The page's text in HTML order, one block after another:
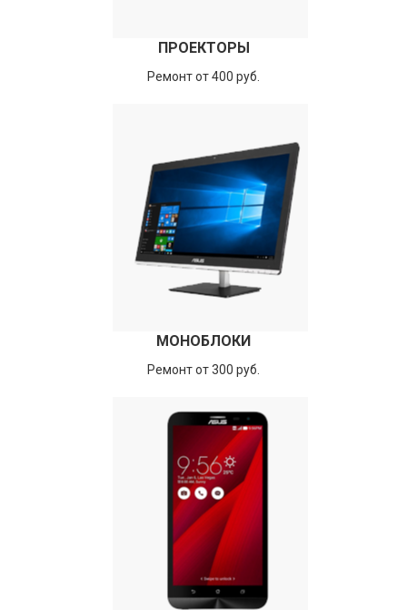
ПРОЕКТОРЫ
Ремонт от 400 руб.
МОНОБЛОКИ
Ремонт от 300 руб.